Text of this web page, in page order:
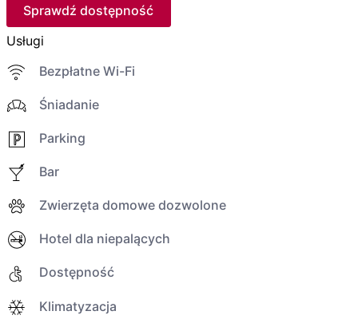
Sprawdź dostępność
Usługi
Bezpłatne Wi-Fi
Śniadanie
Parking
Bar
Zwierzęta domowe dozwolone
Hotel dla niepalących
Dostępność
Klimatyzacja